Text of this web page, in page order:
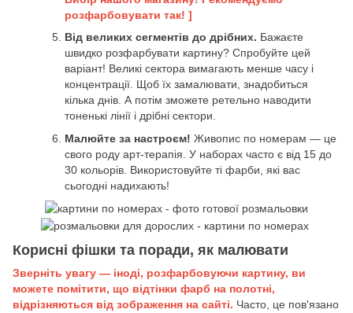
розфарбовувати так! ]
Від великих сегментів до дрібних. Бажаєте
швидко розфарбувати картину? Спробуйте цей
варіант! Великі сектора вимагають менше часу і
концентрації. Щоб їх замалювати, знадобиться
кілька днів. А потім зможете ретельно наводити
тоненькі лінії і дрібні сектори.
Малюйте за настроєм! Живопис по номерам — це
свого роду арт-терапія. У наборах часто є від 15 до
30 кольорів. Використовуйте ті фарби, які вас
сьогодні надихають!
Корисні фішки та поради, як малювати
Зверніть увагу — іноді, розфарбовуючи картину, ви
можете помітити, що відтінки фарб на полотні,
відрізняються від зображення на сайті. Часто, це пов'язано